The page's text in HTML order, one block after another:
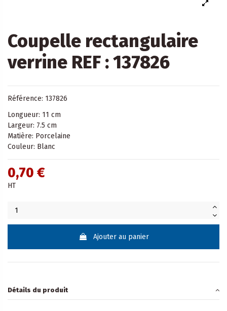
Coupelle rectangulaire
verrine REF : 137826
Référence: 137826
Longueur: 11 cm
Largeur: 7.5 cm
Matière: Porcelaine
Couleur: Blanc
0,70 €
HT
Ajouter au panier
Détails du produit